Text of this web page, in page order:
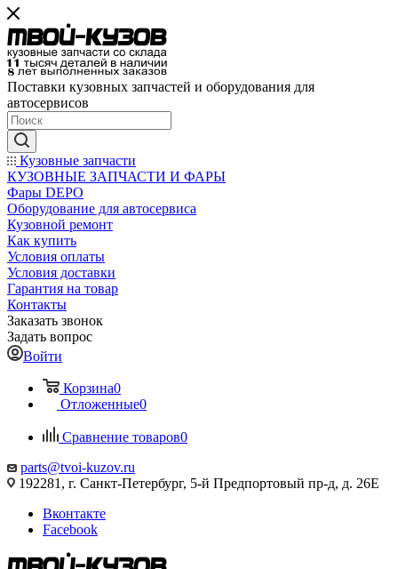
Поставки кузовных запчастей и оборудования для
автосервисов
Кузовные запчасти
КУЗОВНЫЕ ЗАПЧАСТИ И ФАРЫ
Фары DEPO
Оборудование для автосервиса
Кузовной ремонт
Как купить
Условия оплаты
Условия доставки
Гарантия на товар
Контакты
Заказать звонок
Задать вопрос
Войти
Корзина0
Отложенные0
Сравнение товаров0
parts@tvoi-kuzov.ru
192281, г. Санкт-Петербург, 5-й Предпортовый пр-д, д. 26Е
Вконтакте
Facebook